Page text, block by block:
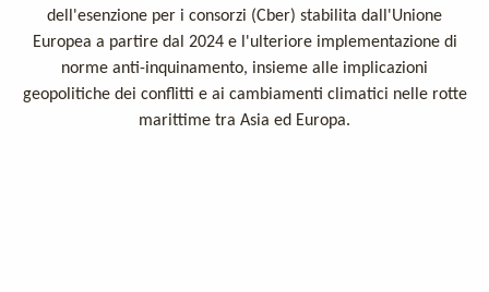
dell'esenzione per i consorzi (Cber) stabilita dall'Unione
Europea a partire dal 2024 e l'ulteriore implementazione di
norme anti-inquinamento, insieme alle implicazioni
geopolitiche dei conflitti e ai cambiamenti climatici nelle rotte
marittime tra Asia ed Europa.